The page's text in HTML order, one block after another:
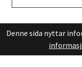
Denne sida nyttar